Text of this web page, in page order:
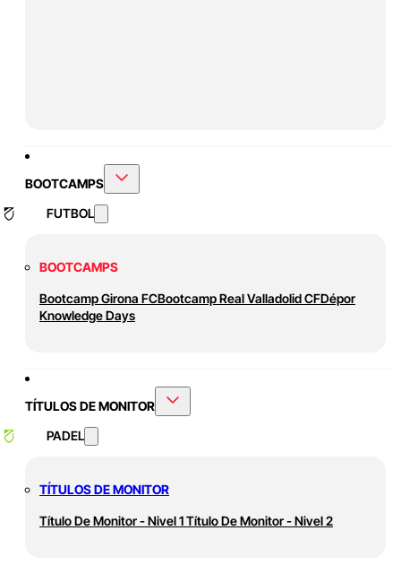
BOOTCAMPS
FUTBOL
BOOTCAMPS
Bootcamp Girona FCBootcamp Real Valladolid CFDépor
Knowledge Days
TÍTULOS DE MONITOR
PADEL
TÍTULOS DE MONITOR
Título De Monitor - Nivel 1Título De Monitor - Nivel 2